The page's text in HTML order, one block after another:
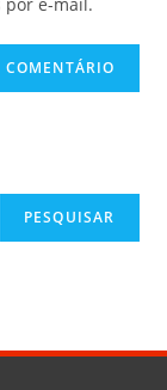
PESQUISAR